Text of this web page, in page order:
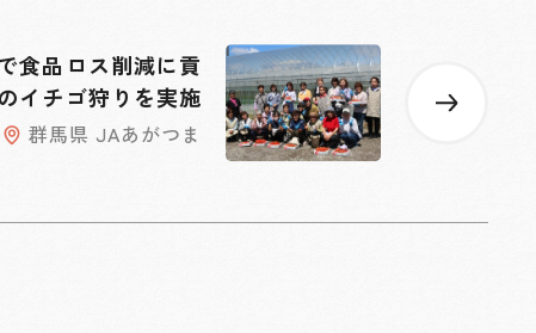
食品ロス削減に貢
イチゴ狩りを実施
群馬県 JAあがつま